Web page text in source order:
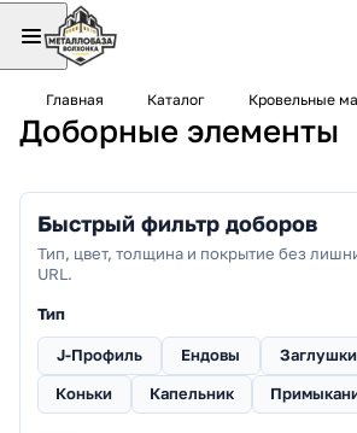
Главная Каталог Кровельные
Доборные элементы
Быстрый фильтр доборов
Тип, цвет, толщина и покрытие без
URL.
Тип
J-Профиль Ендовы Заглушки
Коньки
Капельник